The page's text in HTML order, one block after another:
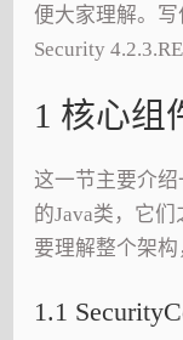
便大家理解。
Security
1 核心组
这一节主要介
的Java类，它
要理解整个架构
1.1